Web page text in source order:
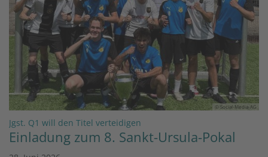
© Social-Media-AG
Jgst. Q1 will den Titel verteidigen
Einladung zum 8. Sankt-Ursula-Pokal